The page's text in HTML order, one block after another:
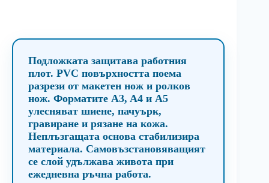
Подложката защитава работния
плот. PVC повърхността поема
разрези от макетен нож и ролков
нож. Форматите A3, A4 и A5
улесняват шиене, пачуърк,
гравиране и рязане на кожа.
Неплъзгащата основа стабилизира
материала. Самовъзстановяващият
се слой удължава живота при
ежедневна ръчна работа.